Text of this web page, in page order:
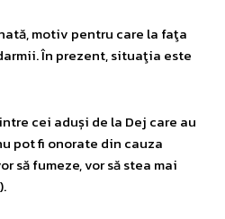
motiv pentru care la faţa
În prezent, situaţia este
cei aduși de la Dej care au
pot fi onorate din cauza
să fumeze, vor să stea mai